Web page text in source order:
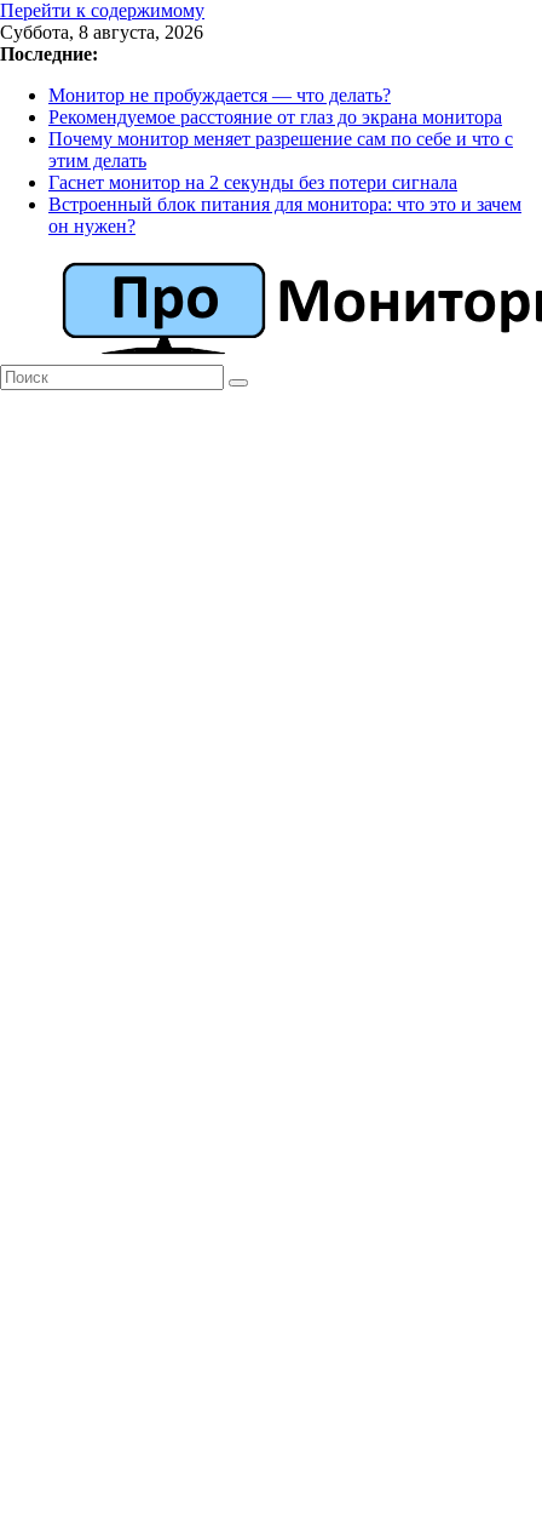
Перейти к содержимому
Суббота, 8 августа, 2026
Последние:
Монитор не пробуждается — что делать?
Рекомендуемое расстояние от глаз до экрана монитора
Почему монитор меняет разрешение сам по себе и что с
этим делать
Гаснет монитор на 2 секунды без потери сигнала
Встроенный блок питания для монитора: что это и зачем
он нужен?